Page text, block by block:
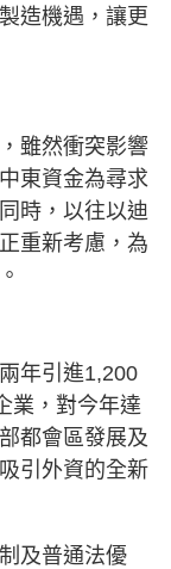
造機遇，讓更
雖然衝突影響
東資金為尋求
時，以往以迪
重新考慮，為
年引進1,200
業，對今年達
都會區發展及
引外資的全新
及普通法優